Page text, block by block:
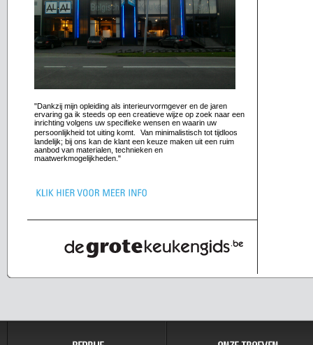
"Dankzij mijn opleiding als interieurvormgever en de jaren
ervaring ga ik steeds op een creatieve wijze op zoek naar een
inrichting volgens uw specifieke wensen en waarin uw
persoonlijkheid tot uiting komt. Van minimalistisch tot tijdloos
landelijk; bij ons kan de klant een keuze maken uit een ruim
aanbod van materialen, technieken en
maatwerkmogelijkheden."